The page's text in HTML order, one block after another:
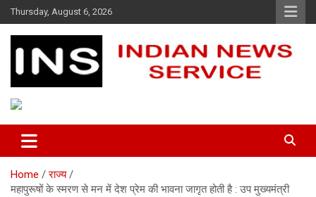
Skip
to
content
Thursday, August 6, 2026
Indian News Service
Home
राज्य
महापुरूषों के स्मरण से मन में देश प्रेम की भावना जागृत होती है : उप मुख्यमंत्री